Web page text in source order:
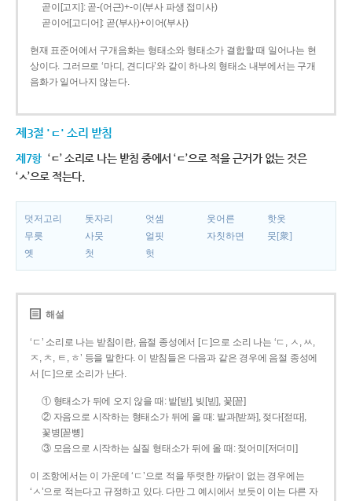
곧이[고지]: 곧-­(어근)+­-이(부사 파생 접미사)
곧이어[고디어]: 곧(부사)+이어(부사)
현재 표준어에서 구개음화는 형태소와 형태소가 결합할 때 일어나는 현
상이다. 그러므로 ‘마디, 견디다’와 같이 하나의 형태소 내부에서는 구개
음화가 일어나지 않는다.
제3절 'ㄷ' 소리 받침
제7항 ‘ㄷ’ 소리로 나는 받침 중에서 ‘ㄷ’으로 적을 근거가 없는 것은
‘ㅅ’으로 적는다.
덧저고리 돗자리 엇셈 웃어른
핫옷
무릇
사뭇 얼핏 자칫하면
뭇[衆]
옛
첫 헛
해설
‘ㄷ’ 소리로 나는 받침이란, 음절 종성에서 [ㄷ]으로 소리 나는 ‘ㄷ, ㅅ, ㅆ,
ㅈ, ㅊ, ㅌ, ㅎ’ 등을 말한다. 이 받침들은 다음과 같은 경우에 음절 종성에
서 [ㄷ]으로 소리가 난다.
① 형태소가 뒤에 오지 않을 때: 밭[받], 빚[빋], 꽃[꼳]
② 자음으로 시작하는 형태소가 뒤에 올 때: 밭과[받꽈], 젖다[젇따],
꽃병[꼳뼝]
③ 모음으로 시작하는 실질 형태소가 뒤에 올 때: 젖어미[저더미]
이 조항에서는 이 가운데 ‘ㄷ’으로 적을 뚜렷한 까닭이 없는 경우에는
‘ㅅ’으로 적는다고 규정하고 있다. 다만 그 예시에서 보듯이 이는 다른 자